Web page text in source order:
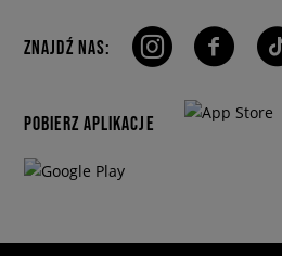
ZNAJDŹ NAS:
POBIERZ APLIKACJE